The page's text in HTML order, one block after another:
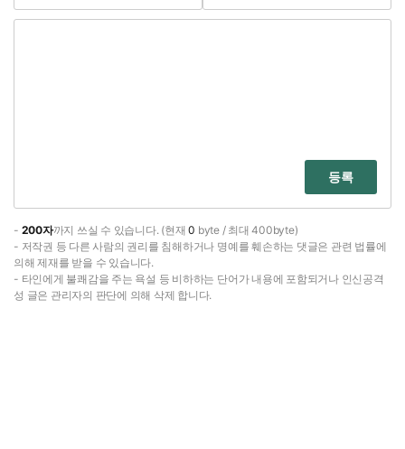
등록
- 200자까지 쓰실 수 있습니다. (현재0 byte / 최대 400byte)
- 저작권 등 다른 사람의 권리를 침해하거나 명예를 훼손하는 댓글은 관련 법률에
의해 제재를 받을 수 있습니다.
- 타인에게 불쾌감을 주는 욕설 등 비하하는 단어가 내용에 포함되거나 인신공격
성 글은 관리자의 판단에 의해 삭제 합니다.